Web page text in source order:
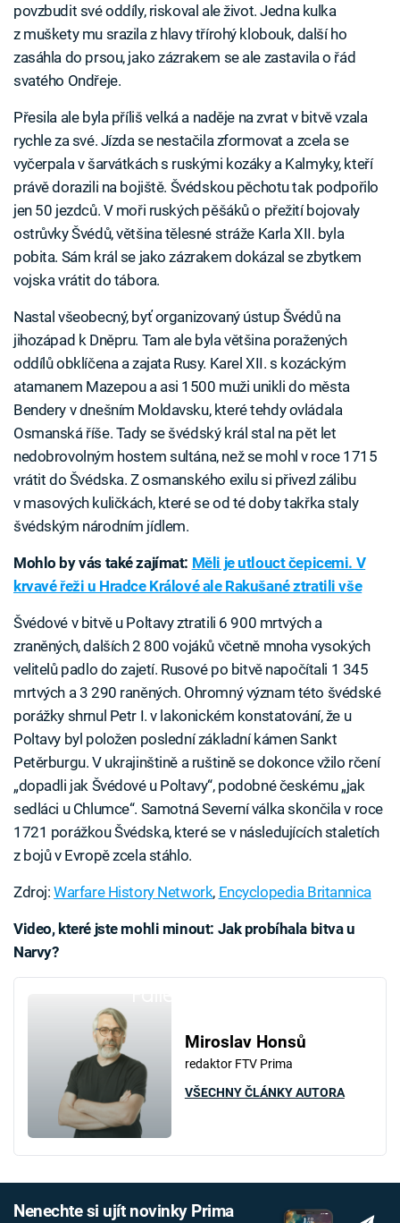
povzbudit své oddíly, riskoval ale život. Jedna kulka
z muškety mu srazila z hlavy třírohý klobouk, další ho
zasáhla do prsou, jako zázrakem se ale zastavila o řád
svatého Ondřeje.
Přesila ale byla příliš velká a naděje na zvrat v bitvě vzala
rychle za své. Jízda se nestačila zformovat a zcela se
vyčerpala v šarvátkách s ruskými kozáky a Kalmyky, kteří
právě dorazili na bojiště. Švédskou pěchotu tak podpořilo
jen 50 jezdců. V moři ruských pěšáků o přežití bojovaly
ostrůvky Švédů, většina tělesné stráže Karla XII. byla
pobita. Sám král se jako zázrakem dokázal se zbytkem
vojska vrátit do tábora.
Nastal všeobecný, byť organizovaný ústup Švédů na
jihozápad k Dněpru. Tam ale byla většina poražených
oddílů obklíčena a zajata Rusy. Karel XII. s kozáckým
atamanem Mazepou a asi 1500 muži unikli do města
Bendery v dnešním Moldavsku, které tehdy ovládala
Osmanská říše. Tady se švédský král stal na pět let
nedobrovolným hostem sultána, než se mohl v roce 1715
vrátit do Švédska. Z osmanského exilu si přivezl zálibu
v masových kuličkách, které se od té doby takřka staly
švédským národním jídlem.
Mohlo by vás také zajímat: Měli je utlouct čepicemi. V
krvavé řeži u Hradce Králové ale Rakušané ztratili vše
Švédové v bitvě u Poltavy ztratili 6 900 mrtvých a
zraněných, dalších 2 800 vojáků včetně mnoha vysokých
velitelů padlo do zajetí. Rusové po bitvě napočítali 1 345
mrtvých a 3 290 raněných. Ohromný význam této švédské
porážky shrnul Petr I. v lakonickém konstatování, že u
Poltavy byl položen poslední základní kámen Sankt
Petěrburgu. V ukrajinštině a ruštině se dokonce vžilo rčení
„dopadli jak Švédové u Poltavy“, podobné českému „jak
sedláci u Chlumce“. Samotná Severní válka skončila v roce
1721 porážkou Švédska, které se v následujících staletích
z bojů v Evropě zcela stáhlo.
Zdroj:Warfare History Network, Encyclopedia Britannica
Video, které jste mohli minout: Jak probíhala bitva u
Narvy?
Miroslav Honsů
redaktor FTV Prima
VŠECHNY ČLÁNKY AUTORA
Nenechte si ujít novinky Prima